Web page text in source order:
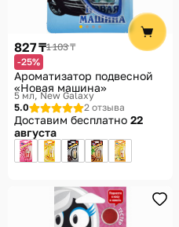
827 ₸1 103 ₸
-25%
Ароматизатор подвесной
«Новая машина»
5 мл New Galaxy
5.0
2 отзыва
Доставим бесплатно 22
августа